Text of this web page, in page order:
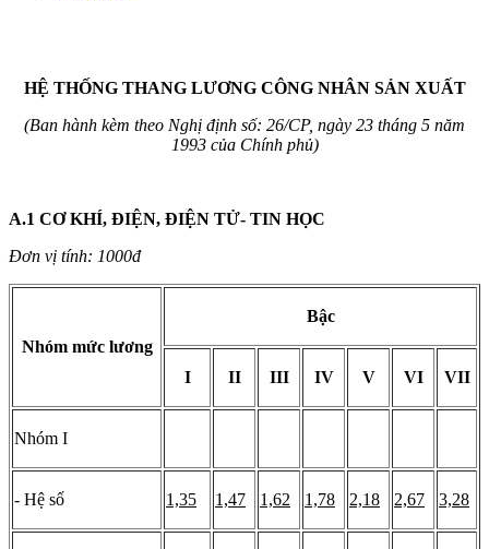
HỆ THỐNG THANG LƯƠNG CÔNG NHÂN SẢN XUẤT
(Ban hành kèm theo Nghị định số: 26/CP, ngày 23 tháng 5 năm
1993 của Chính phủ)
A.1 CƠ KHÍ, ĐIỆN, ĐIỆN TỬ- TIN HỌC
Đơn vị tính: 1000đ
Nhóm mức lương
Bậc
I II III IV V VI VII
Nhóm I
- Hệ số 1,35 1,47 1,62 1,78 2,18 2,67 3,28